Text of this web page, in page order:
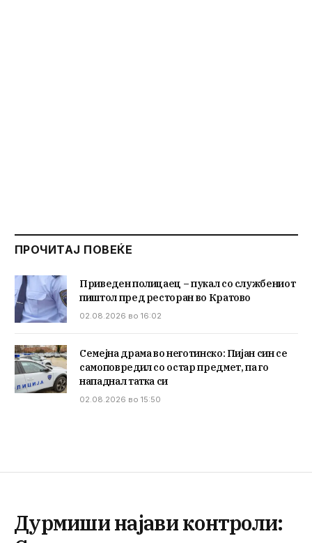
ПРОЧИТАЈ ПОВЕЌЕ
Приведен полицаец – пукал со службениот
пиштол пред ресторан во Кратово
02.08.2026 во 16:02
Семејна драма во неготинско: Пијан син се
самоповредил со остар предмет, па го
нападнал татка си
02.08.2026 во 15:50
Дурмиши најави контроли: